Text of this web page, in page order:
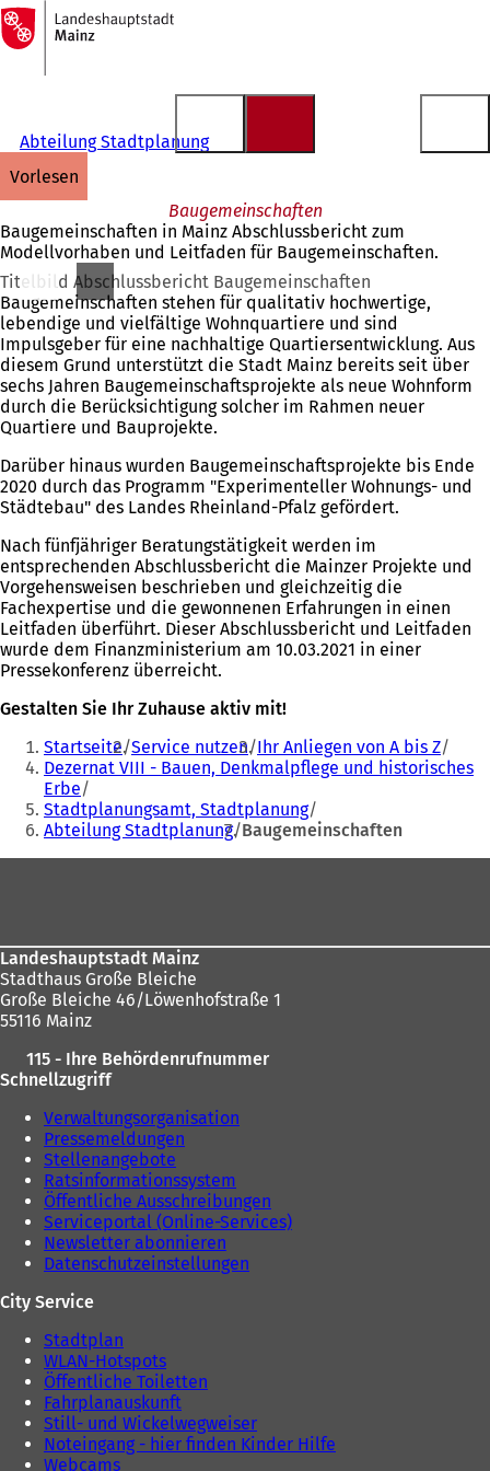
Inhalt anspringen
Zur
Startseite
Abteilung Stadtplanung
vorlesen
Baugemeinschaften
Baugemeinschaften in Mainz Abschlussbericht zum
Modellvorhaben und Leitfaden für Baugemeinschaften.
Titelbild Abschlussbericht Baugemeinschaften
Baugemeinschaften stehen für qualitativ hochwertige,
lebendige und vielfältige Wohnquartiere und sind
Impulsgeber für eine nachhaltige Quartiersentwicklung. Aus
diesem Grund unterstützt die Stadt Mainz bereits seit über
sechs Jahren Baugemeinschaftsprojekte als neue Wohnform
durch die Berücksichtigung solcher im Rahmen neuer
Quartiere und Bauprojekte.
Darüber hinaus wurden Baugemeinschaftsprojekte bis Ende
2020 durch das Programm "Experimenteller Wohnungs- und
Städtebau" des Landes Rheinland-Pfalz gefördert.
Nach fünfjähriger Beratungstätigkeit werden im
entsprechenden Abschlussbericht die Mainzer Projekte und
Vorgehensweisen beschrieben und gleichzeitig die
Fachexpertise und die gewonnenen Erfahrungen in einen
Leitfaden überführt. Dieser Abschlussbericht und Leitfaden
wurde dem Finanzministerium am 10.03.2021 in einer
Pressekonferenz überreicht.
Gestalten Sie Ihr Zuhause aktiv mit!
Sie
befinden
sich
hier:
Startseite Service nutzen Ihr Anliegen von A bis Z
Dezernat VIII - Bauen, Denkmalpflege und historisches
Erbe
Stadtplanungsamt, Stadtplanung
Abteilung Stadtplanung Baugemeinschaften
Landeshauptstadt Mainz
Stadthaus Große Bleiche
Große Bleiche 46/Löwenhofstraße 1
55116 Mainz
115 - Ihre Behördenrufnummer
Schnellzugriff
Verwaltungsorganisation
Pressemeldungen
Stellenangebote
Ratsinformationssystem
Öffentliche Ausschreibungen
Serviceportal (Online-Services)
Newsletter abonnieren
Datenschutzeinstellungen
City Service
Stadtplan
WLAN-Hotspots
Öffentliche Toiletten
Fahrplanauskunft
Still- und Wickelwegweiser
Noteingang - hier finden Kinder Hilfe
Webcams